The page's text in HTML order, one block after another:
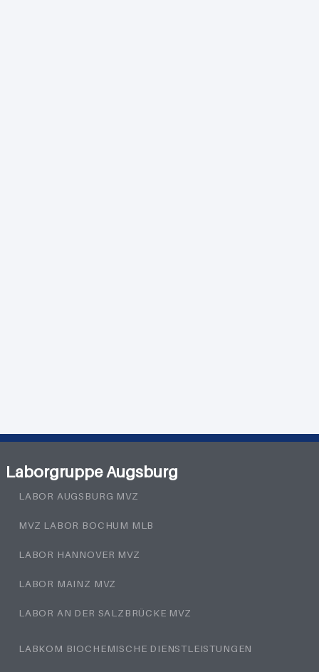
Laborgruppe Augsburg
LABOR AUGSBURG MVZ
MVZ LABOR BOCHUM MLB
LABOR HANNOVER MVZ
LABOR MAINZ MVZ
LABOR AN DER SALZBRÜCKE MVZ
LABKOM BIOCHEMISCHE DIENSTLEISTUNGEN